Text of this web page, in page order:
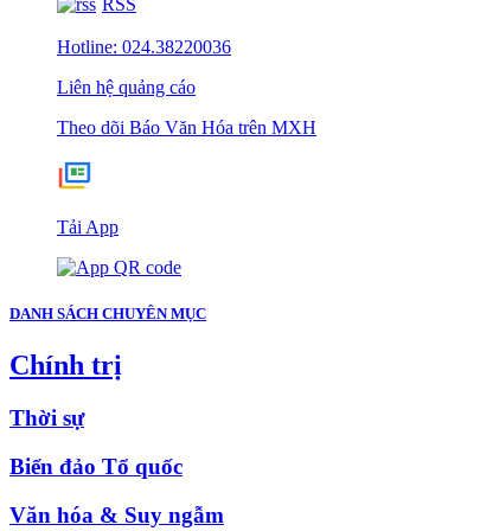
RSS
Hotline: 024.38220036
Liên hệ quảng cáo
Theo dõi Báo Văn Hóa trên MXH
Tải App
DANH SÁCH CHUYÊN MỤC
Chính trị
Thời sự
Biển đảo Tổ quốc
Văn hóa & Suy ngẫm